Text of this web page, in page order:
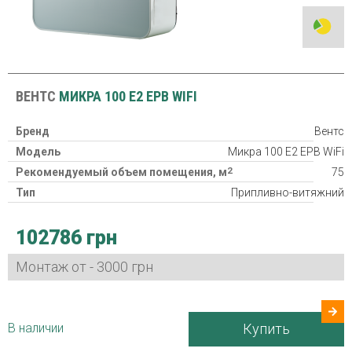
ВЕНТС МИКРА 100 Е2 ЕРВ WIFI
Бренд
Вентс
Модель
Микра 100 Е2 ЕРВ WiFi
Рекомендуемый объем помещения, м2
75
Тип
Припливно-витяжний
Нагреватель
Потребляемая мощность
20/23/29/37/53 Вт
Гарантия
102786 грн
Монтаж от - 3000 грн
В наличии Купить